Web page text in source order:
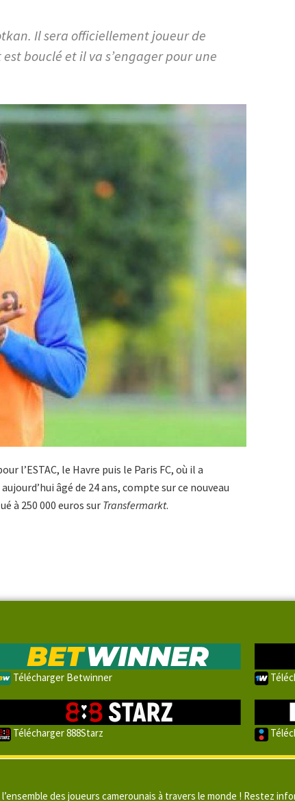
Il sera officiellement joueur de
bouclé et il va s’engager pour une
l’ESTAC, le Havre puis le Paris FC, où il a
âgé de 24 ans, compte sur ce nouveau
à 250 000 euros sur Transfermarkt.
Télécharger Betwinner
Télécharger 888Starz
des joueurs camerounais à travers le monde ! Restez